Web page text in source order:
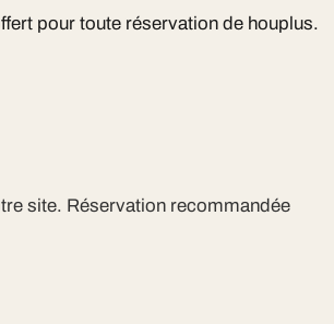
pour toute réservation de houplus.
site. Réservation recommandée